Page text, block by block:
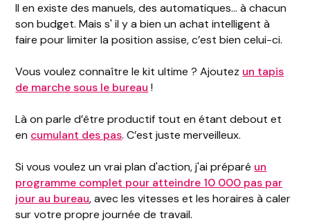
Il en existe des manuels, des automatiques… à chacun
son budget. Mais s' il y a bien un achat intelligent à
faire pour limiter la position assise, c’est bien celui-ci.
Vous voulez connaître le kit ultime ? Ajoutez un tapis
de marche sous le bureau !
Là on parle d’être productif tout en étant debout et
en cumulant des pas. C’est juste merveilleux.
Si vous voulez un vrai plan d'action, j'ai préparé un
programme complet pour atteindre 10 000 pas par
jour au bureau, avec les vitesses et les horaires à caler
sur votre propre journée de travail.